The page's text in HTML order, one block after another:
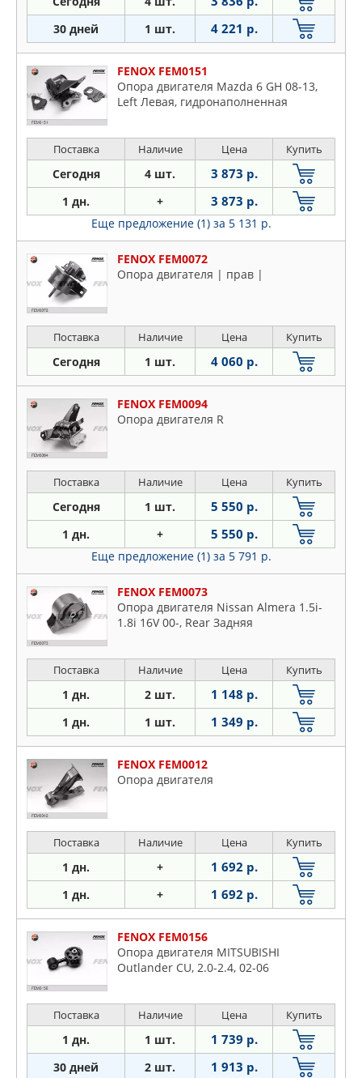
30 дней 1 шт. 4 221 р.
FENOX FEM0151
Опора двигателя Mazda 6 GH 08-13,
Left Левая, гидронаполненная
Поставка Наличие Цена Купить
Сегодня 4 шт. 3 873 р.
1 дн. + 3 873 р.
Еще предложение (1) за 5 131 р.
FENOX FEM0072
Опора двигателя | прав |
Поставка Наличие Цена Купить
Сегодня 1 шт. 4 060 р.
FENOX FEM0094
Опора двигателя R
Поставка Наличие Цена Купить
Сегодня 1 шт. 5 550 р.
1 дн. + 5 550 р.
Еще предложение (1) за 5 791 р.
FENOX FEM0073
Опора двигателя Nissan Almera 1.5i-
1.8i 16V 00-, Rear Задняя
Поставка Наличие Цена Купить
1 дн. 2 шт. 1 148 р.
1 дн. 1 шт. 1 349 р.
FENOX FEM0012
Опора двигателя
Поставка Наличие Цена Купить
1 дн. + 1 692 р.
1 дн. + 1 692 р.
FENOX FEM0156
Опора двигателя MITSUBISHI
Outlander CU, 2.0-2.4, 02-06
Поставка Наличие Цена Купить
1 дн. 1 шт. 1 739 р.
30 дней 2 шт. 1 913 р.